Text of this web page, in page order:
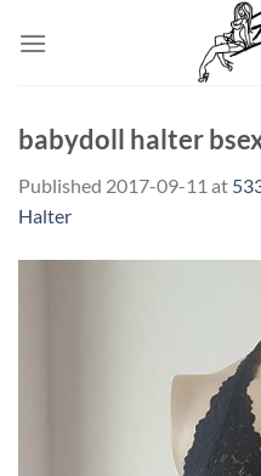
babydoll halter
Published 2017-09-11 at
Halter